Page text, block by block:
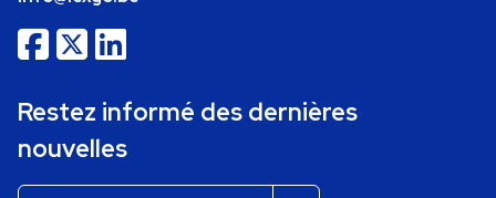
Restez informé des dernières
nouvelles